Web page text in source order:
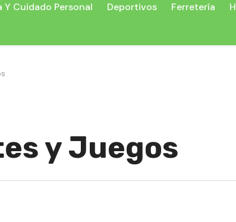
Y Cuidado Personal Deportivos Ferretería
y Juegos